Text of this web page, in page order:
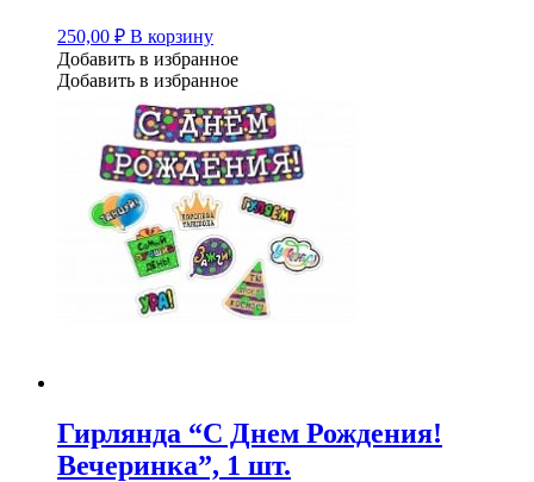
250,00 ₽ В корзину
Добавить в избранное
Добавить в избранное
Гирлянда “С Днем Рождения!
Вечеринка”, 1 шт.